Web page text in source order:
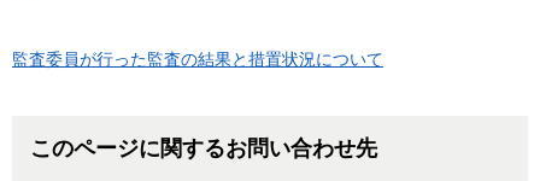
監査委員が行った監査の結果と措置状況について
このページに関するお問い合わせ先